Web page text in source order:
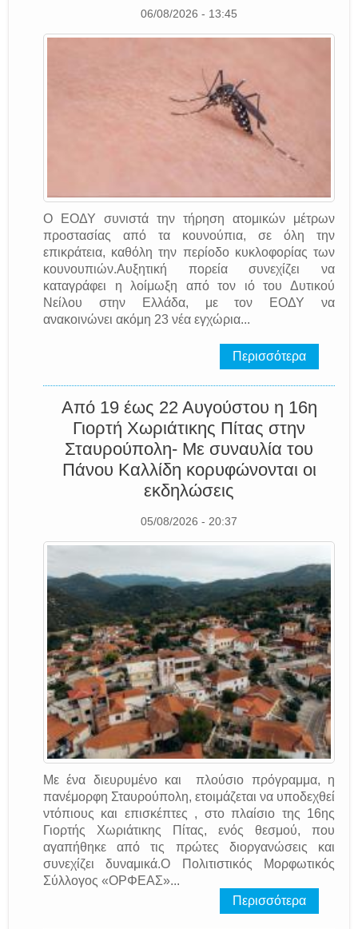
06/08/2026 - 13:45
O ΕΟΔΥ συνιστά την τήρηση ατομικών μέτρων
προστασίας από τα κουνούπια, σε όλη την
επικράτεια, καθόλη την περίοδο κυκλοφορίας των
κουνουπιών.Αυξητική πορεία συνεχίζει να
καταγράφει η λοίμωξη από τον ιό του Δυτικού
Νείλου στην Ελλάδα, με τον ΕΟΔΥ να
ανακοινώνει ακόμη 23 νέα εγχώρια...
Περισσότερα
Από 19 έως 22 Αυγούστου η 16η
Γιορτή Χωριάτικης Πίτας στην
Σταυρούπολη- Με συναυλία του
Πάνου Καλλίδη κορυφώνονται οι
εκδηλώσεις
05/08/2026 - 20:37
Με ένα διευρυμένο και πλούσιο πρόγραμμα, η
πανέμορφη Σταυρούπολη, ετοιμάζεται να υποδεχθεί
ντόπιους και επισκέπτες , στο πλαίσιο της 16ης
Γιορτής Χωριάτικης Πίτας, ενός θεσμού, που
αγαπήθηκε από τις πρώτες διοργανώσεις και
συνεχίζει δυναμικά.Ο Πολιτιστικός Μορφωτικός
Σύλλογος «ΟΡΦΕΑΣ»...
Περισσότερα